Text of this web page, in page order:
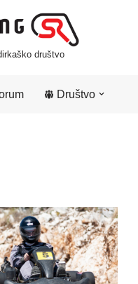
društvo
Društvo